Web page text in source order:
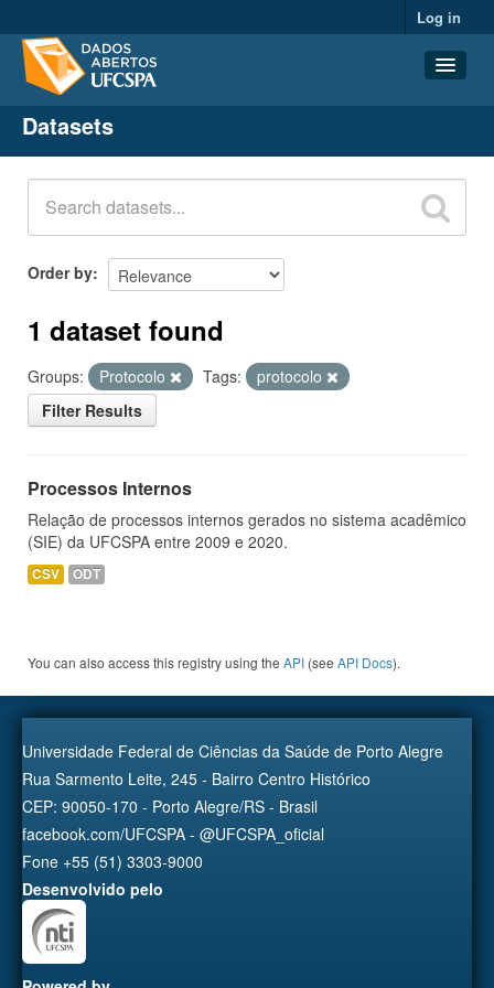
Log in
Datasets
Organizations
Groups
About
Datasets
Order by
1 dataset found
Groups: Protocolo Tags:
protocolo
Filter Results
Processos Internos
Relação de processos internos gerados no sistema acadêmico
(SIE) da UFCSPA entre 2009 e 2020.
CSV ODT
You can also access this registry using the API (see API Docs).
Universidade Federal de Ciências da Saúde de Porto Alegre
Rua Sarmento Leite, 245 - Bairro Centro Histórico
CEP: 90050-170 - Porto Alegre/RS - Brasil
facebook.com/UFCSPA - @UFCSPA_oficial
Fone +55 (51) 3303-9000
Desenvolvido pelo